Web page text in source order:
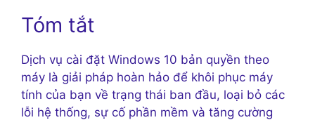
Tóm tắt
Dịch vụ cài đặt Windows 10 bản quyền theo
máy là giải pháp hoàn hảo để khôi phục máy
tính của bạn về trạng thái ban đầu, loại bỏ các
lỗi hệ thống, sự cố phần mềm và tăng cường